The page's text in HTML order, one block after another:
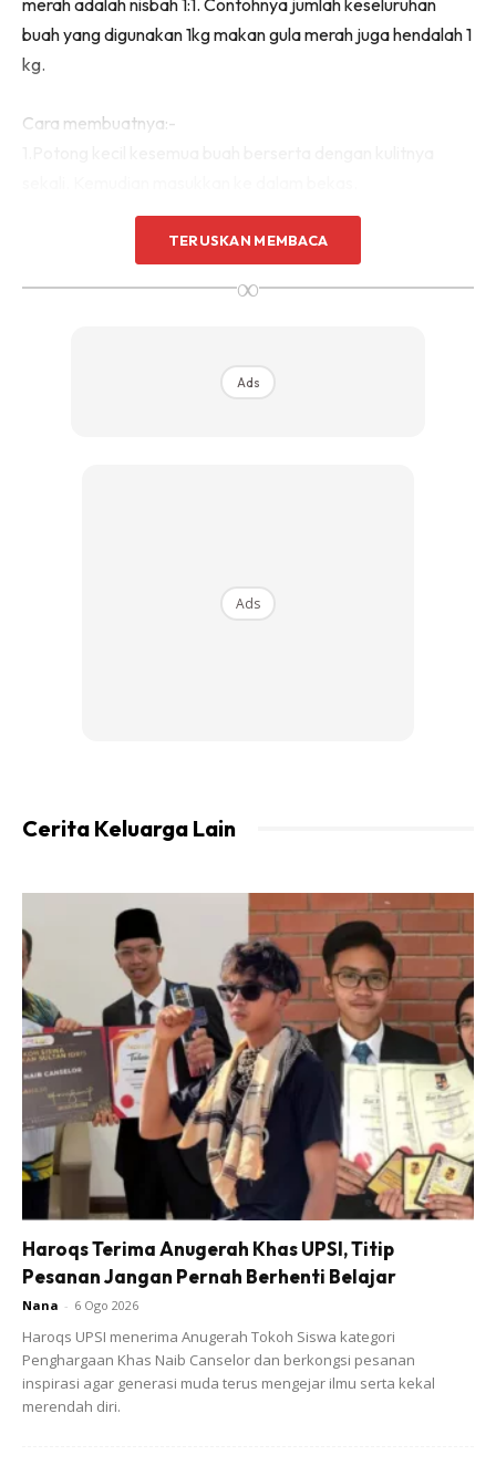
merah adalah nisbah 1:1. Contohnya jumlah keseluruhan
buah yang digunakan 1kg makan gula merah juga hendalah 1
kg.
Cara membuatnya:-
3. Tutup bekas dengan surat khabar dan perap selama
seminggu.
4. Setelah itu, siaplah baja buah dan bolehlah digunakan.
TERUSKAN MEMBACA
∞
Ads
Ads
Cerita Keluarga Lain
Haroqs Terima Anugerah Khas UPSI, Titip
Pesanan Jangan Pernah Berhenti Belajar
Nana - 6 Ogo 2026
Haroqs UPSI menerima Anugerah Tokoh Siswa kategori
Penghargaan Khas Naib Canselor dan berkongsi pesanan
inspirasi agar generasi muda terus mengejar ilmu serta kekal
merendah diri.